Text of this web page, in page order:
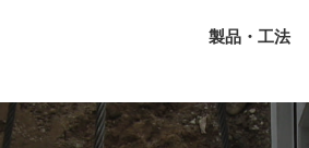
製品・工法